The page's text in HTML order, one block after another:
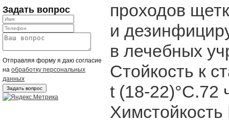
Задать вопрос
Отправляя форму я даю согласие
на обработку персональных
данных
проходов
и
в лечебных
Стойкость к
t (18-22)°C.72